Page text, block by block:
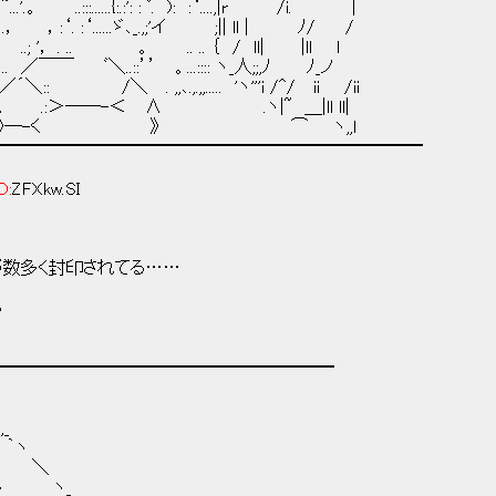
。 ..:::......{:.:': : ﾟ. ): :‘....,|r /i. |
:‘......ゞ､_.,;'イ ;|| ll | ﾉ/ /
'， . .. 。 .. .. ｛ / ll| |ll l
。...:::: ヽ_人;;,ﾉ ﾉ_ノ
. ,,､.,.,,..... 'ヽ'''i /^/ ii /ii
――-＜ ∧ .ヽ|~ ＿|ll ll|
―-く 》 ⌒ ヽ,,l
ZFXkw.SI
封印されてる……
＼
ヽ_